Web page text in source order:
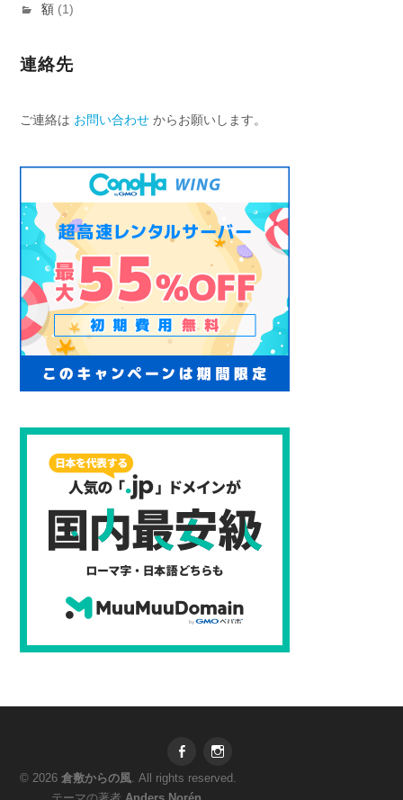
額 (1)
連絡先
ご連絡は お問い合わせ からお願いします。
FacebookInstagram
© 2026倉敷からの風 . All rights reserved.